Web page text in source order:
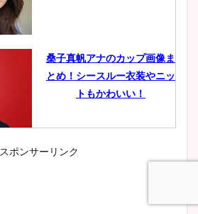
桑子真帆アナのカップ画像ま
とめ！シースルー衣装やニッ
トもかわいい！
小室瑛莉子のカップ画像まと
スポンサーリンク